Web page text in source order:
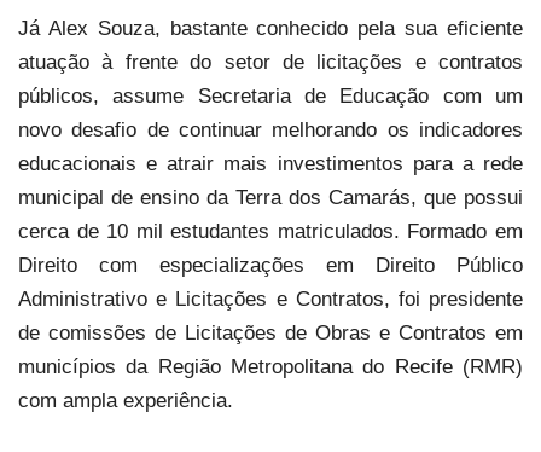
Já Alex Souza, bastante conhecido pela sua eficiente
atuação à frente do setor de licitações e contratos
públicos, assume Secretaria de Educação com um
novo desafio de continuar melhorando os indicadores
educacionais e atrair mais investimentos para a rede
municipal de ensino da Terra dos Camarás, que possui
cerca de 10 mil estudantes matriculados. Formado em
Direito com especializações em Direito Público
Administrativo e Licitações e Contratos, foi presidente
de comissões de Licitações de Obras e Contratos em
municípios da Região Metropolitana do Recife (RMR)
com ampla experiência.